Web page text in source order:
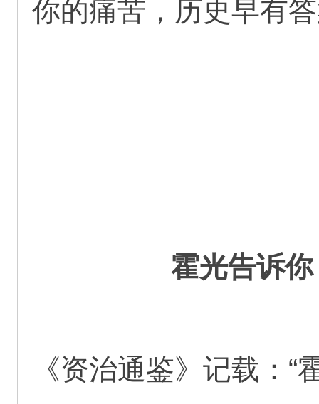
你的痛苦，历史早有
霍光告诉
《资治通鉴》记载：